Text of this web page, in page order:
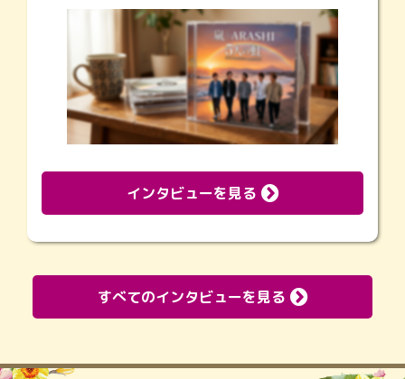
インタビューを見る
すべてのインタビューを見る